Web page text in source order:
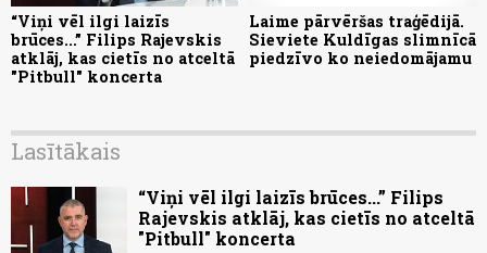
“Viņi vēl ilgi laizīs
brūces...” Filips Rajevskis
atklāj, kas cietīs no atceltā
"Pitbull" koncerta
Laime pārvēršas traģēdijā.
Sieviete Kuldīgas slimnīcā
piedzīvo ko neiedomājamu
Lasītākais
“Viņi vēl ilgi laizīs brūces...” Filips
Rajevskis atklāj, kas cietīs no atceltā
"Pitbull" koncerta